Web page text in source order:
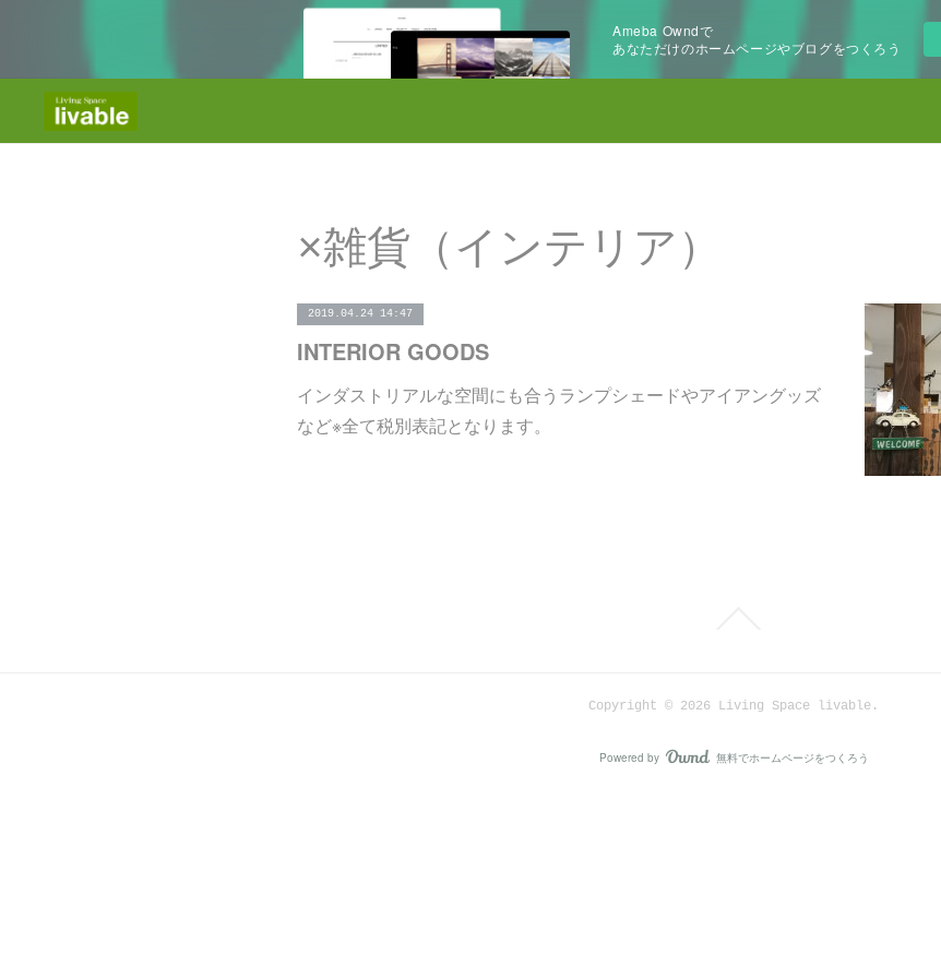
Ameba Owndで
あなただけのホームページやブログをつくろう
×雑貨（インテリア）
2019.04.24 14:47
INTERIOR GOODS
インダストリアルな空間にも合うランプシェードやアイアングッズ
など※全て税別表記となります。
Copyright © 2026 Living Space livable .
Powered by AmebaOwnd
無料でホームページをつくろう